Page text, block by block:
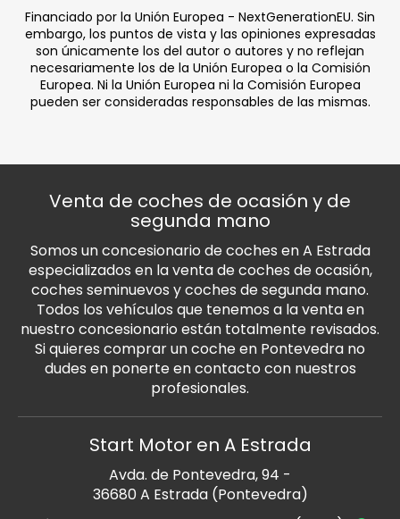
Financiado por la Unión Europea - NextGenerationEU. Sin
embargo, los puntos de vista y las opiniones expresadas
son únicamente los del autor o autores y no reflejan
necesariamente los de la Unión Europea o la Comisión
Europea. Ni la Unión Europea ni la Comisión Europea
pueden ser consideradas responsables de las mismas.
Venta de coches de ocasión y de
segunda mano
Somos un concesionario de coches en A Estrada
especializados en la venta de coches de ocasión,
coches seminuevos y coches de segunda mano.
Todos los vehículos que tenemos a la venta en
nuestro concesionario están totalmente revisados.
Si quieres comprar un coche en Pontevedra no
dudes en ponerte en contacto con nuestros
profesionales.
Start Motor en A Estrada
Avda. de Pontevedra, 94 -
36680 A Estrada (Pontevedra)